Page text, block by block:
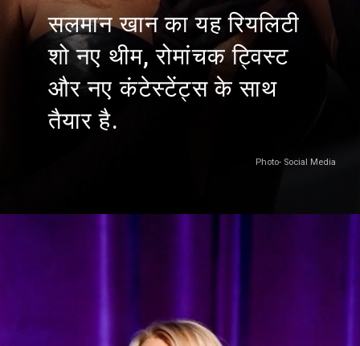
Photo- Social Media
सलमान खान का यह रियलिटी
शो नए थीम, रोमांचक ट्विस्ट
और नए कंटेस्टेंट्स के साथ
तैयार है.